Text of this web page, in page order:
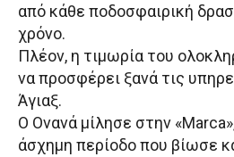
από κάθε ποδοσφαιρική
χρόνο.
Πλέον, η τιμωρία του
να προσφέρει ξανά τις
Άγιαξ.
Ο Ονανά μίλησε στην
άσχημη περίοδο που βίωσε